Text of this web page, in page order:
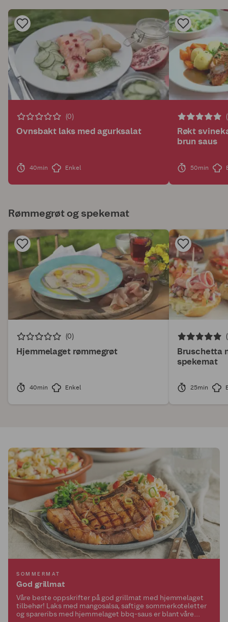
(0)
Ovnsbakt laks med agurksalat
40min Enkel
Røkt
brun saus
50min
Rømmegrøt og spekemat
(0)
Hjemmelaget rømmegrøt
40min Enkel
Bruschetta
spekemat
25min
SOMMERMAT
God grillmat
Våre beste oppskrifter på god grillmat med hjemmelaget
tilbehør! Laks med mangosalsa, saftige sommerkoteletter
og spareribs med hjemmelaget bbq-saus er blant våre